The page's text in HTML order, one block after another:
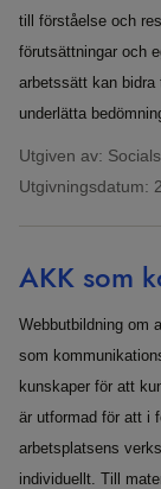
till förståelse och
förutsättningar och
arbetssätt kan
underlätta
Utgiven av:
Utgivningsdatum:
AKK som
Webbutbildning om
som
kunskaper för att
är utformad för att i
arbetsplatsens
individuellt. Till